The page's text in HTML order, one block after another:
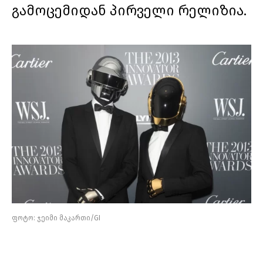
გამოცემიდან პირველი რელიზია.
ფოტო: ჯეიმი მაკართი/GI